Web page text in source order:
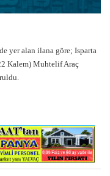
yer alan ilana göre; Isparta
Kalem) Muhtelif Araç